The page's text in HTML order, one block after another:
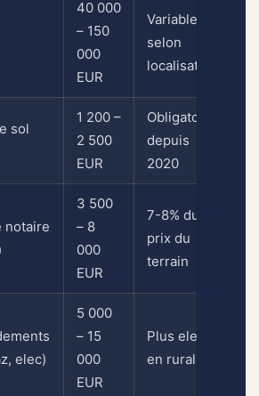
40 000
– 150
000
EUR
Variable
selon
localisation
sol
1 200 –
2 500
EUR
Obligatoire
depuis
2020
notaire
3 500
– 8
000
EUR
7-8% du
prix du
terrain
elec)
5 000
– 15
000
EUR
Plus eleve
en rural